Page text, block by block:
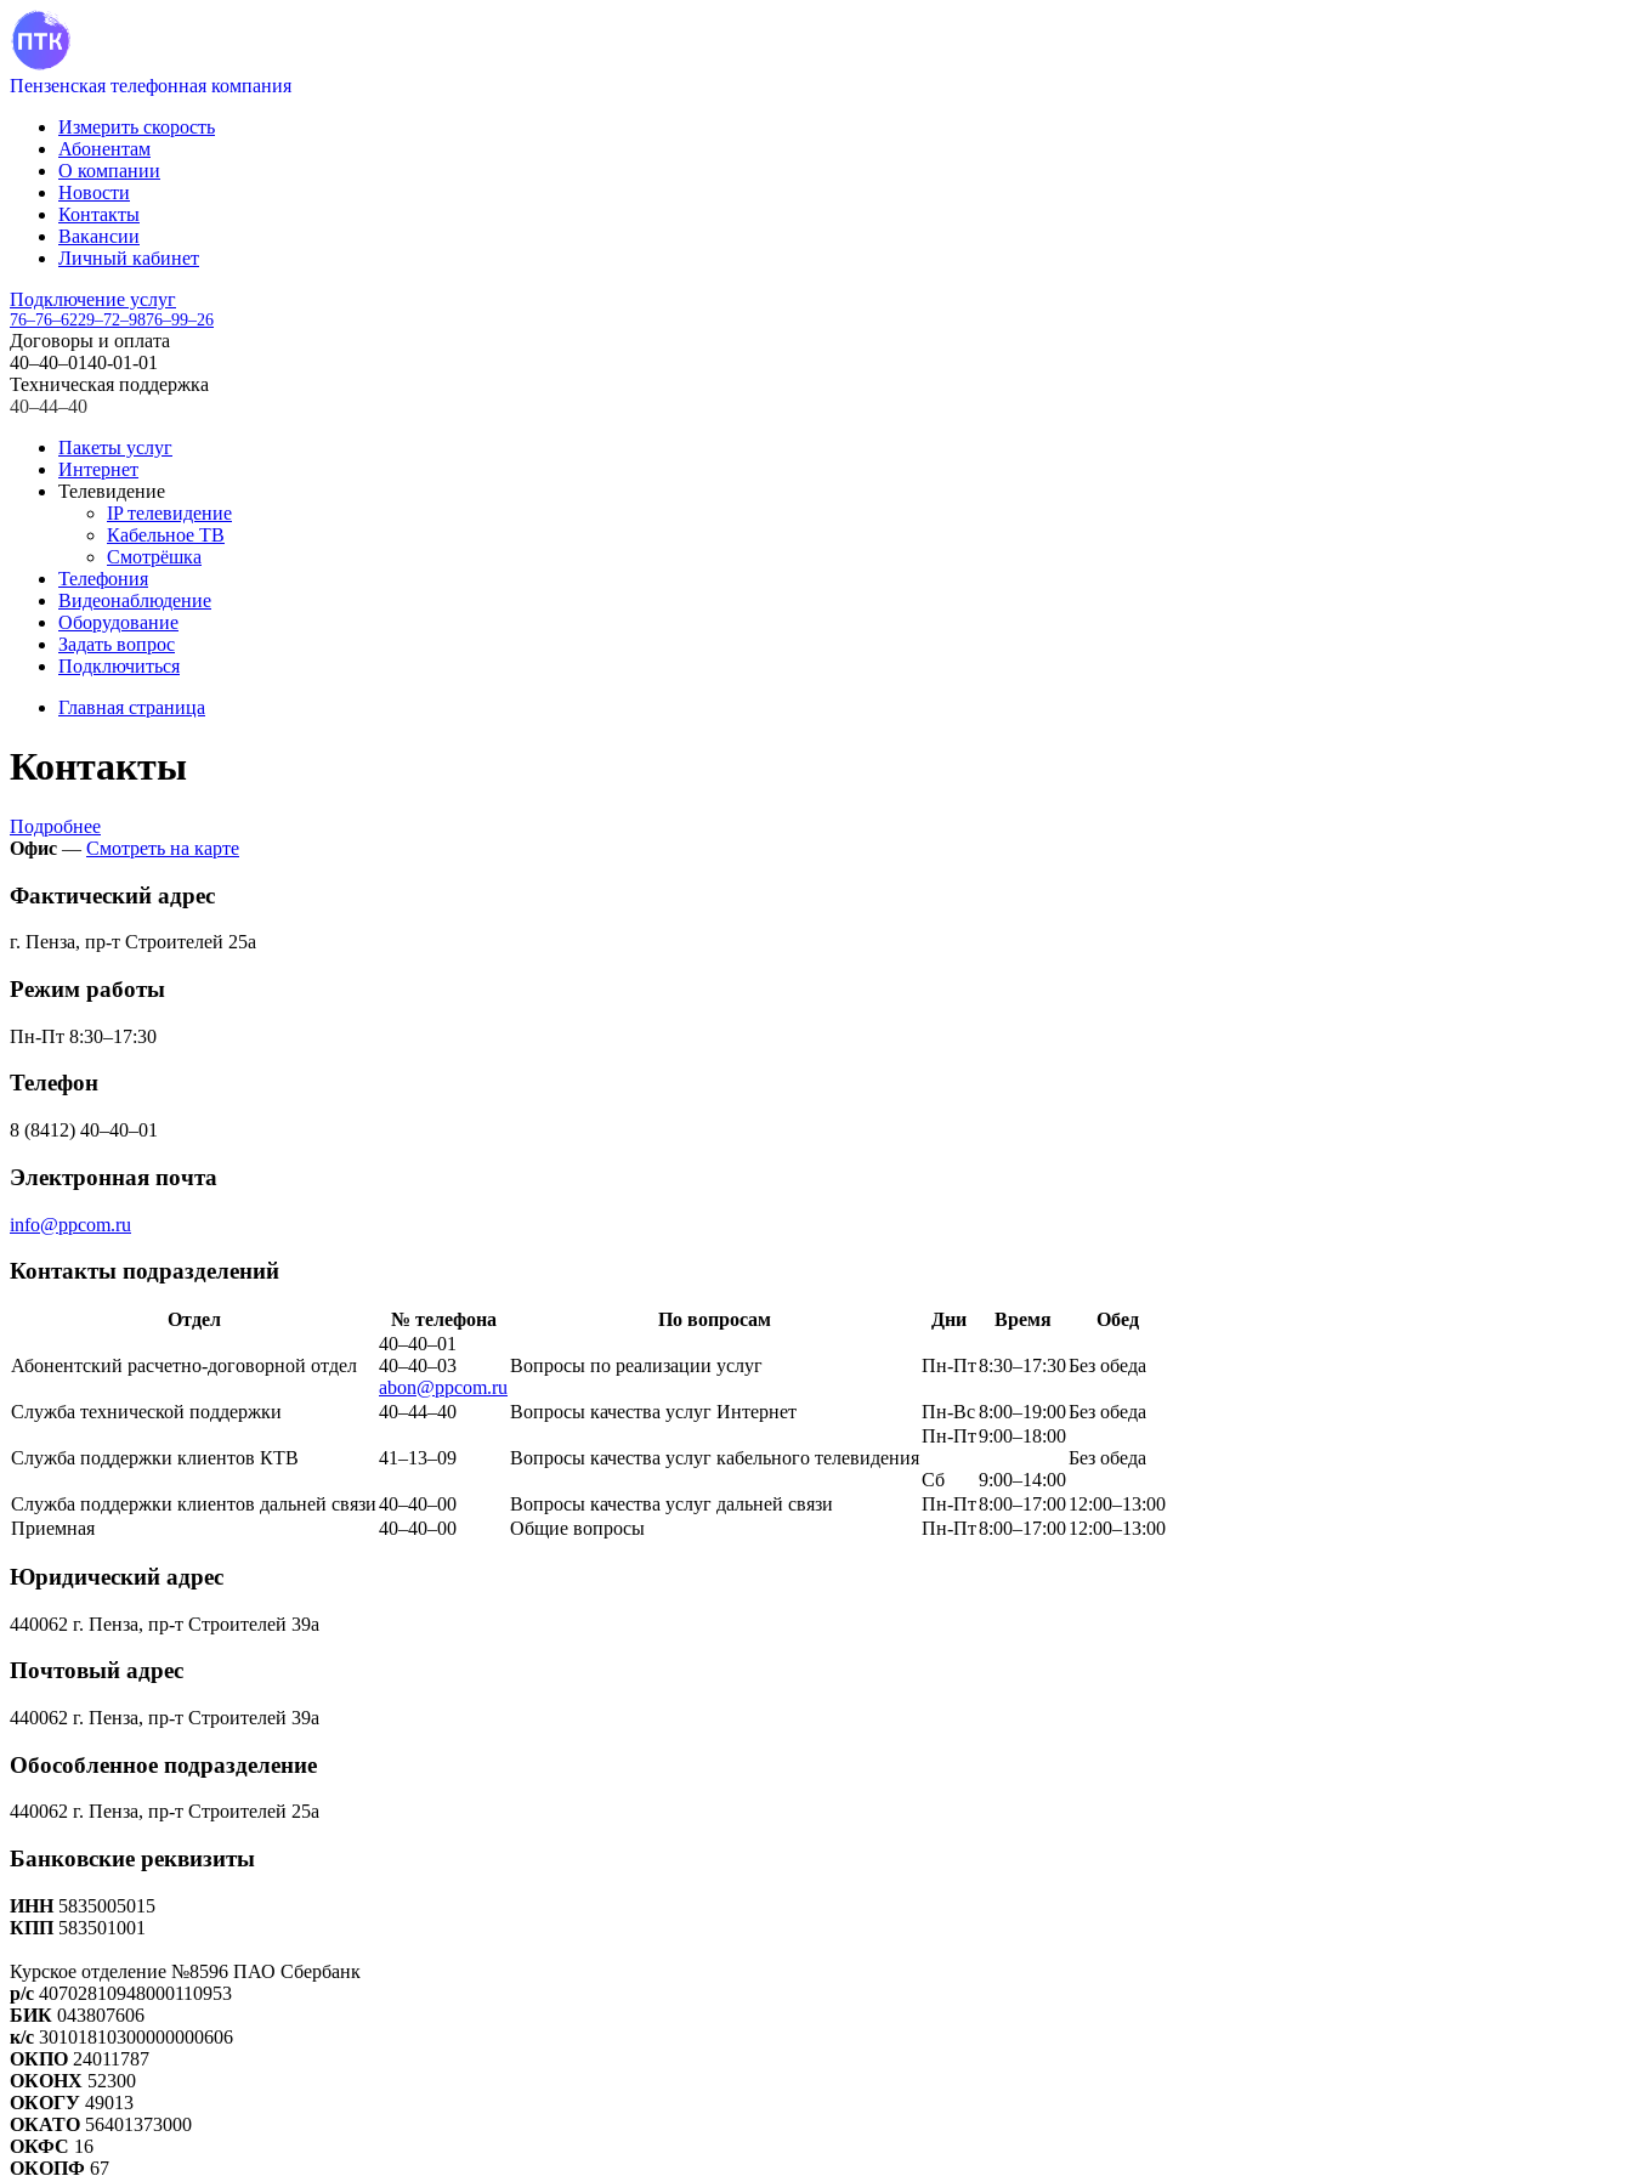
Пензенская телефонная компания
Измерить скорость
Абонентам
О компании
Новости
Контакты
Вакансии
Личный кабинет
Подключение услуг
76–76–6229–72–9876–99–26
Договоры и оплата
40–40–0140-01-01
Техническая поддержка
40–44–40
Пакеты услуг
Интернет
Телевидение
IP телевидение
Кабельное ТВ
Смотрёшка
Телефония
Видеонаблюдение
Оборудование
Задать вопрос
Подключиться
Главная страница
Контакты
Подробнее
Офис — Смотреть на карте
Фактический адрес
г. Пенза, пр-т Строителей 25а
Режим работы
Пн-Пт 8:30–17:30
Телефон
8 (8412) 40–40–01
Электронная почта
info@ppcom.ru
Контакты подразделений
Отдел № телефона По вопросам Дни Время Обед
Абонентский расчетно-договорной отдел
40–40–01
40–40–03
abon@ppcom.ru
Вопросы по реализации услуг Пн-Пт8:30–17:30Без обеда
Служба технической поддержки 40–44–40 Вопросы качества услуг Интернет Пн-Вс8:00–19:00Без обеда
Служба поддержки клиентов КТВ 41–13–09 Вопросы качества услуг кабельного телевидения
Пн-Пт
Сб
9:00–18:00
9:00–14:00
Без обеда
Служба поддержки клиентов дальней связи40–40–00 Вопросы качества услуг дальней связи Пн-Пт8:00–17:0012:00–13:00
Приемная
40–40–00 Общие вопросы Пн-Пт8:00–17:0012:00–13:00
Юридический адрес
440062 г. Пенза, пр-т Строителей 39а
Почтовый адрес
440062 г. Пенза, пр-т Строителей 39а
Обособленное подразделение
440062 г. Пенза, пр-т Строителей 25а
Банковские реквизиты
ИНН5835005015
КПП 583501001
Курское отделение №8596 ПАО Сбербанк
р/с 40702810948000110953
БИК 043807606
к/с 30101810300000000606
ОКПО 24011787
ОКОНХ 52300
ОКОГУ 49013
ОКАТО 56401373000
ОКФС 16
ОКОПФ 67